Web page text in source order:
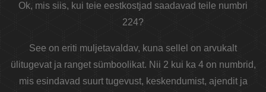
Ok, mis siis, kui teie eestkostjad saadavad teile numbri
224?
See on eriti muljetavaldav, kuna sellel on arvukalt
ülitugevat ja ranget sümboolikat. Nii 2 kui ka 4 on numbrid,
mis esindavad suurt tugevust, keskendumist, ajendit ja